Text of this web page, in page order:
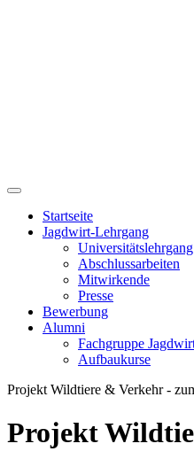
Startseite
Jagdwirt-Lehrgang
Universitätslehrgang
Abschlussarbeiten
Mitwirkende
Presse
Bewerbung
Alumni
Fachgruppe
Aufbaukurse
Projekt Wildtiere & Verkehr -
Projekt